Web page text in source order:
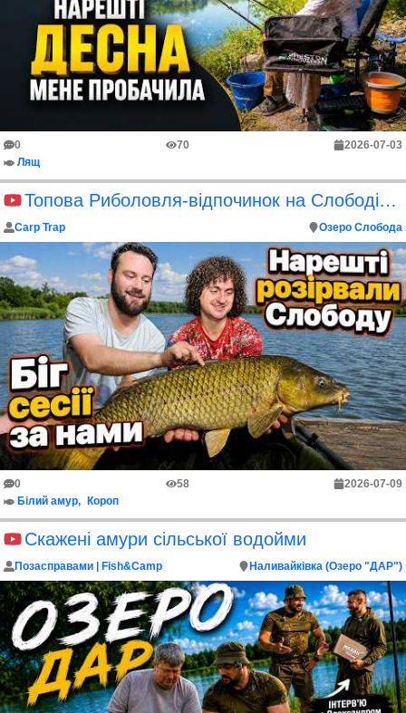
0 70
2026-07-03
Лящ
Топова Риболовля-відпочинок на Слободі та купа Амурів 10кг+
Carp Trap Озеро Слобода
0 58
2026-07-09
Білий амур
Короп
Скажені амури сільської водойми
Позасправами | Fish&Camp Наливайківка (Озеро "ДАР")